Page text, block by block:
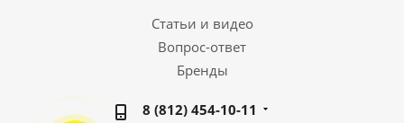
Статьи и видео
Вопрос-ответ
Бренды
8 (812) 454-10-11